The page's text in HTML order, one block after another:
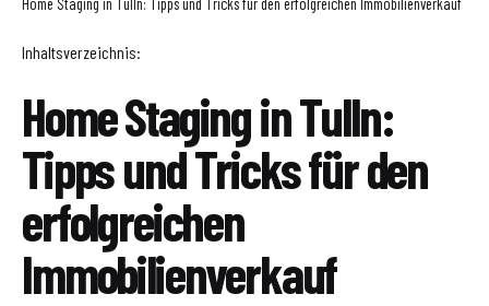
Home Staging in Tulln: Tipps und Tricks für den erfolgreichen Immobilienverkauf
Inhaltsverzeichnis:
Home Staging in Tulln:
Tipps und Tricks für den
erfolgreichen
Immobilienverkauf